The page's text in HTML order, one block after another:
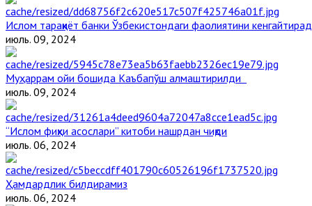
Ислом тараққиёт банки Ўзбекистондаги фаолиятини
июль. 09, 2024
Муҳаррам ойи бошида Каъбапўш алмаштирилди
июль. 09, 2024
“Ислом фиқҳи асослари” китоби нашрдан чиқди
июль. 06, 2024
Ҳамдардлик билдирамиз
июль. 06, 2024